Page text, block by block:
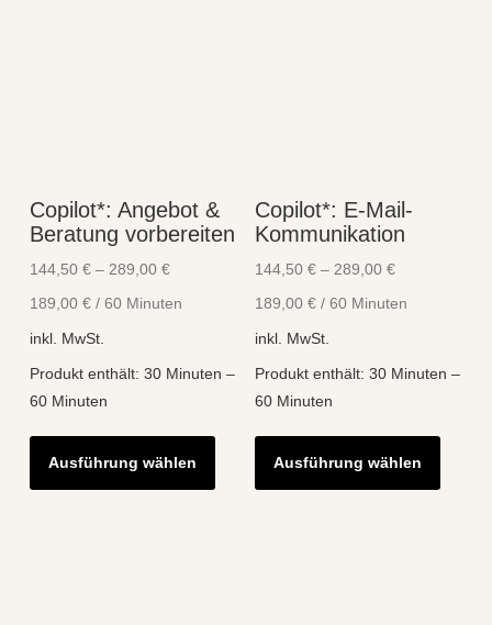
Copilot*: Angebot &
Beratung vorbereiten
144,50 €– 289,00 €
189,00 €/ 60 Minuten
inkl. MwSt.
Produkt enthält: 30 Minuten –
60 Minuten
Ausführung wählen
Dieses
Produkt
weist
Copilot*: E-Mail-
Kommunikation
144,50 €– 289,00 €
189,00 €/ 60 Minuten
inkl. MwSt.
Produkt enthält: 30 Minuten –
60 Minuten
Ausführung wählen
weist